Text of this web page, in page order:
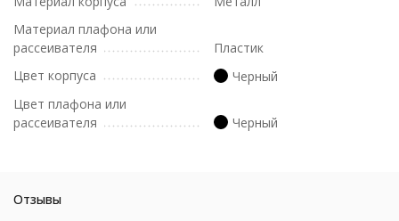
Материал плафона или
рассеивателя
Пластик
Цвет корпуса
Черный
Цвет плафона или
рассеивателя
Черный
Отзывы